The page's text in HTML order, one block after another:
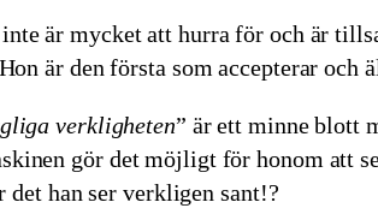
är mycket att hurra för och är
är den första som accepterar
verkligheten” är ett minne blott
gör det möjligt för honom att
han ser verkligen sant!?